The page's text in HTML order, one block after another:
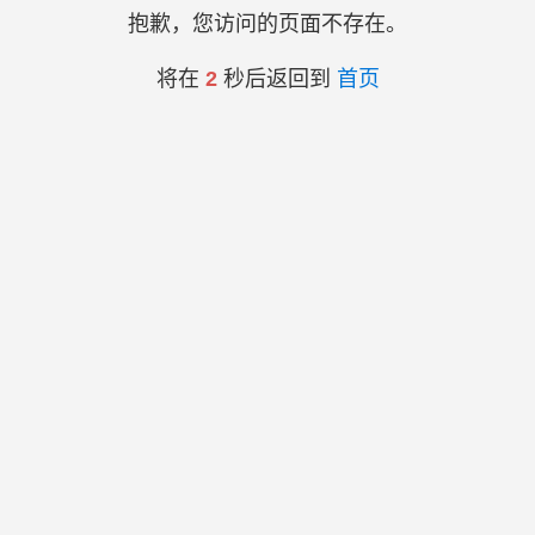
抱歉，您访问的页面不存在。
将在 2秒后返回到 首页